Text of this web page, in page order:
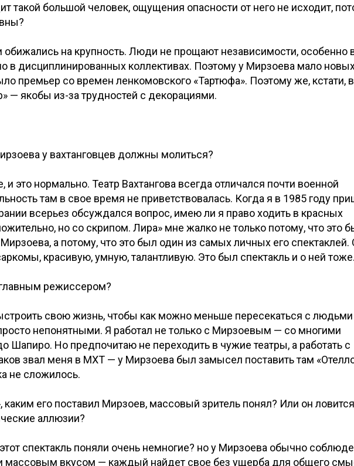
такой большой человек, ощущения опасности от него не исходит,
на крупность. Люди не прощают независимости, особенно
в дисциплинированных коллективах. Поэтому у Мирзоева мало
премьер со времен ленкомовского «Тартюфа». Поэтому же, кстати, в
— якобы из-за трудностей с декорациями.
у вахтанговцев должны молиться?
это нормально. Театр Вахтангова всегда отличался почти военной
там в свое время не приветствовалась. Когда я в 1985 году
всерьез обсуждался вопрос, имею ли я право ходить в красных
но со скрипом. Лира» мне жалко не только потому, что это
а потому, что это был один из самых личных его спектаклей.
красивую, умную, талантливую. Это был спектакль и о ней тоже.
режиссером?
свою жизнь, чтобы как можно меньше пересекаться с людьми
непонятными. Я работал не только с Мирзоевым — со многими
Шапиро. Но предпочитаю не переходить в чужие театры, а работать с
звал меня в МХТ — у Мирзоева был замысел поставить там
не сложилось.
его поставил Мирзоев, массовый зритель понял? Или он
аллюзии?
спектакль поняли очень немногие? но у Мирзоева обычно
массовым вкусом — каждый найдет свое без ущерба для общего